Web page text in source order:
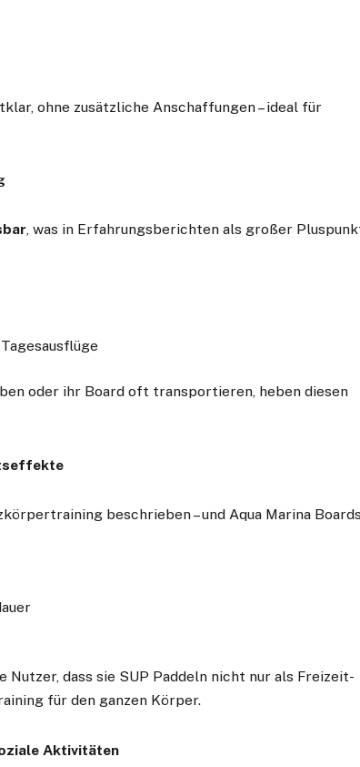
ohne zusätzliche Anschaffungen – ideal für
, was in Erfahrungsberichten als großer
oder ihr Board oft transportieren, heben diesen
beschrieben – und Aqua Marina Boards
dass sie SUP Paddeln nicht nur als Freizeit-
für den ganzen Körper.
Aktivitäten